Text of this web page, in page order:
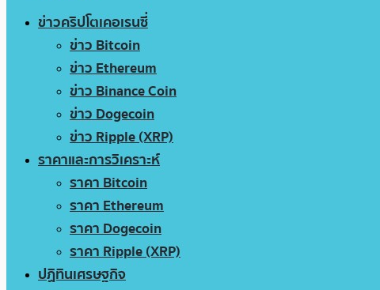
ข่าวคริปโตเคอเรนซี่
ข่าว Bitcoin
ข่าว Ethereum
ข่าว Binance Coin
ข่าว Dogecoin
ข่าว Ripple (XRP)
ราคาและการวิเคราะห์
ราคา Bitcoin
ราคา Ethereum
ราคา Dogecoin
ราคา Ripple (XRP)
ปฏิทินเศรษฐกิจ